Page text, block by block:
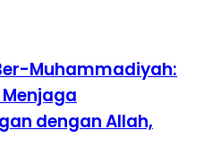
Muhammadiyah:
dengan Allah,